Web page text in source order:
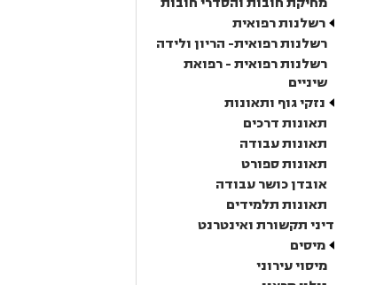
רשלנות רפואית
רשלנות רפואית- הריון ולידה
רשלנות רפואית - רפואת
שיניים
נזקי גוף ותאונות
תאונות דרכים
תאונות עבודה
תאונות ספורט
אובדן כושר עבודה
תאונות תלמידים
דיני תקשורת ואינטרנט
מיסים
מיסוי עירוני